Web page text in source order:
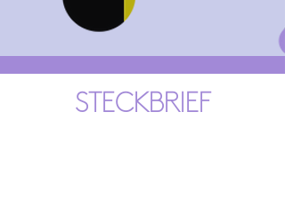
STECKBRIEF